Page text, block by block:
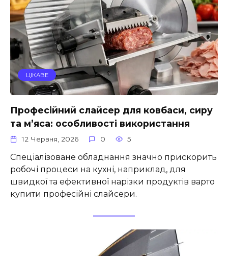
ЦІКАВЕ
Професійний слайсер для ковбаси, сиру
та м’яса: особливості використання
12 Червня, 2026 0 5
Спеціалізоване обладнання значно прискорить
робочі процеси на кухні, наприклад, для
швидкої та ефективної нарізки продуктів варто
купити професійні слайсери.